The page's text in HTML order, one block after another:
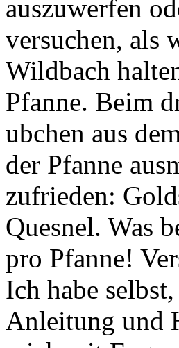
auszuwerfen
versuchen, als
Wildbach
Pfanne. Beim
ubchen aus
der Pfanne
zufrieden:
Quesnel. Was
pro Pfanne!
Ich habe
Anleitung und